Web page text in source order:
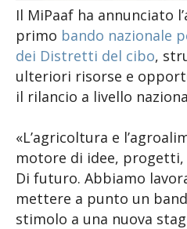
Il MiPaaf ha annunciato
primo bando nazionale
dei Distretti del cibo,
ulteriori risorse e
il rilancio a livello
«L’agricoltura e
motore di idee,
Di futuro. Abbiamo
mettere a punto un
stimolo a una nuova